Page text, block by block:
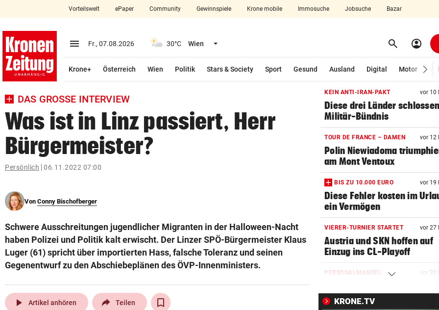
closeSchließen
account_circle Anmelden
arrow_right
pin_drop
bookmark
search
Suchbegriff
© Krone Multimedia GmbH & Co KG 2026
Muthgasse 2, 1190 Wien
Vorteilswelt ePaper Community Gewinnspiele Krone mobile Immosuche Jobsuche Bazar
menu Menü aufklappen
Fr., 07.08.2026 30°C Wien Menü aufklappen search Suchen
account_circle
Krone+ Österreich Wien Politik Stars & Society Sport Gesund Ausland Digital Motor
DAS GROSSE INTERVIEW
Was ist in Linz passiert, Herr
Bürgermeister?
Persönlich 06.11.2022 07:00
Von Conny Bischofberger
Schwere Ausschreitungen jugendlicher Migranten in der Halloween-Nacht
haben Polizei und Politik kalt erwischt. Der Linzer SPÖ-Bürgermeister Klaus
Luger (61) spricht über importierten Hass, falsche Toleranz und seinen
Gegenentwurf zu den Abschiebeplänen des ÖVP-Innenministers.
play_arrow Artikel anhören Teilen
KEIN ANTI-IRAN-PAKT vor 10
Diese drei Länder schlossen
Militär-Bündnis
TOUR DE FRANCE – DAMEN vor 12
Polin Niewiadoma
am Mont Ventoux
BIS ZU 10.000 EURO vor 19
Diese Fehler kosten im
ein Vermögen
VIERER-TURNIER STARTET vor 27
Austria und SKN hoffen auf
Einzug ins CL-Playoff
PERSONALMANGEL vor 30
Hilfe von außen
KRONE.TV